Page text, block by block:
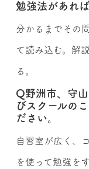
勉強法があれ
分かるまでその
て読み込む。解
る。
Q野洲市、守
びスクールの
ださい。
自習室が広く、
を使って勉強を